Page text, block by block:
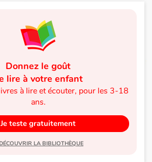
la lecture
Donnez le goût
lire à votre enfant
à lire et écouter, pour les 3-18
ans.
Je teste gratuitement
LA BIBLIOTHÈQUE